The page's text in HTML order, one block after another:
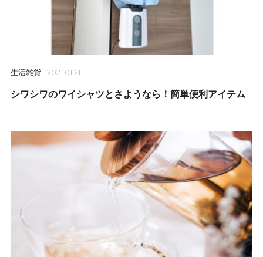
生活雑貨 2021.01.21
シワシワのワイシャツとさようなら！簡単便利アイテム